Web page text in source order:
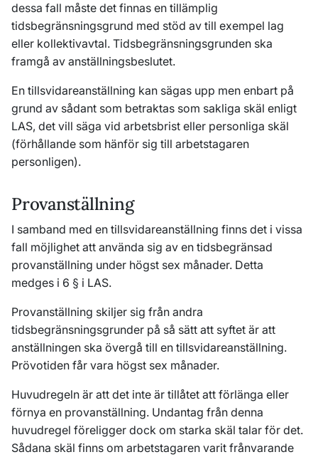
dessa fall måste det finnas en tillämplig
tidsbegränsningsgrund med stöd av till exempel lag
eller kollektivavtal. Tidsbegränsningsgrunden ska
framgå av anställningsbeslutet.
En tillsvidareanställning kan sägas upp men enbart på
grund av sådant som betraktas som sakliga skäl enligt
LAS, det vill säga vid arbetsbrist eller personliga skäl
(förhållande som hänför sig till arbetstagaren
personligen).
Provanställning
I samband med en tillsvidareanställning finns det i vissa
fall möjlighet att använda sig av en tidsbegränsad
provanställning under högst sex månader. Detta
medges i 6 § i LAS.
Provanställning skiljer sig från andra
tidsbegränsningsgrunder på så sätt att syftet är att
anställningen ska övergå till en tillsvidareanställning.
Prövotiden får vara högst sex månader.
Huvudregeln är att det inte är tillåtet att förlänga eller
förnya en provanställning. Undantag från denna
huvudregel föreligger dock om starka skäl talar för det.
Sådana skäl finns om arbetstagaren varit frånvarande